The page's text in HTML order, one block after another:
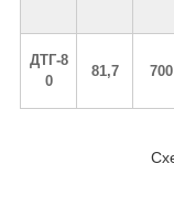
ДТГ-8
0
81,7 700